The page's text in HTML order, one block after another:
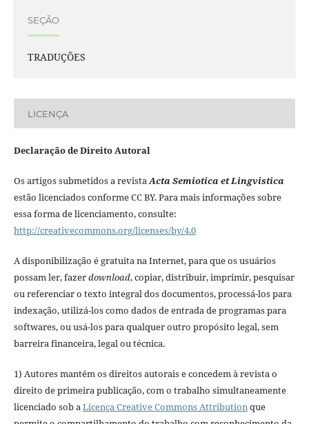
SEÇÃO
TRADUÇÕES
LICENÇA
Declaração de Direito Autoral
Os artigos submetidos a revistaActa Semiotica et Lingvistica
estão licenciados conforme CC BY. Para mais informações sobre
essa forma de licenciamento, consulte:
http://creativecommons.org/licenses/by/4.0
A disponibilização é gratuita na Internet, para que os usuários
possam ler, fazerdownload, copiar, distribuir, imprimir, pesquisar
ou referenciar o texto integral dos documentos, processá-los para
indexação, utilizá-los como dados de entrada de programas para
softwares, ou usá-los para qualquer outro propósito legal, sem
barreira financeira, legal ou técnica.
1) Autores mantém os direitos autorais e concedem à revista o
direito de primeira publicação, com o trabalho simultaneamente
licenciado sob aLicença Creative Commons Attributionque